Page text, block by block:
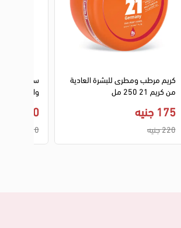
سيلك سبا
والمختلطة، 50 مل
140 جنيه
170 جنيه
كريم مرطب ومطرى للبشرة العادية
من كريم 21 250 مل
175 جنيه
220 جنيه